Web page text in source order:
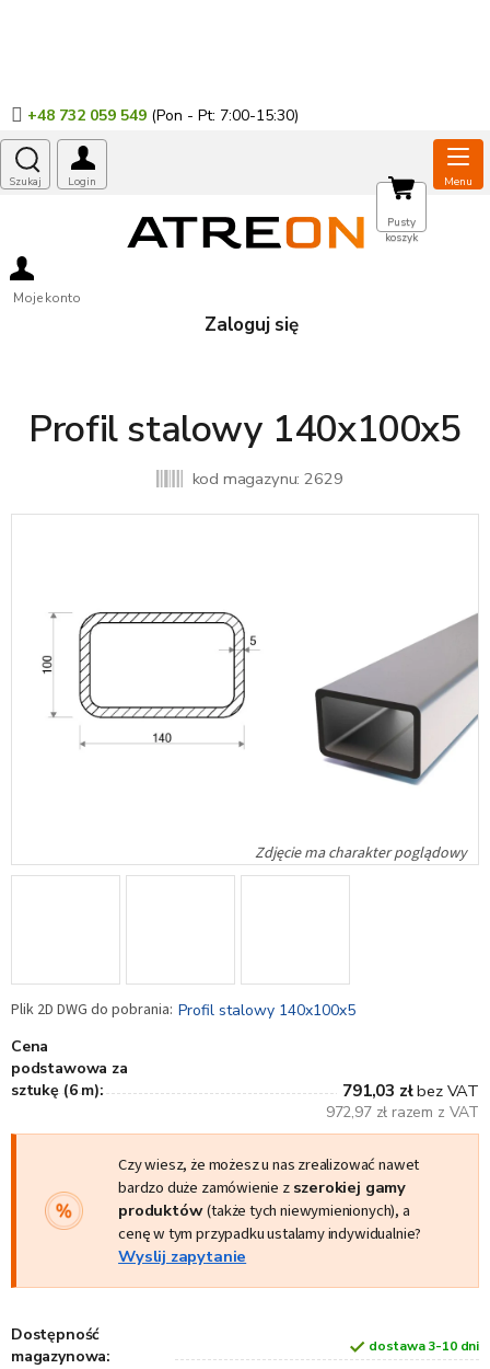
+48 732 059 549
Moje konto
Zaloguj się
KOSZYK
Pusty
koszyk
Profil stalowy 140x100x5
kod magazynu: 2629
Profil stalowy 140x100x5
Cena
podstawowa za
sztukę (6 m):
791,03 złbez VAT
972,97 zł razem z VAT
Czy wiesz, że możesz u nas zrealizować nawet
bardzo duże zamówienie z szerokiej gamy
produktów(także tych niewymienionych), a
cenę w tym przypadku ustalamy indywidualnie?
Wyslij zapytanie
Dostępność
magazynowa:
dostawa 3-10 dni